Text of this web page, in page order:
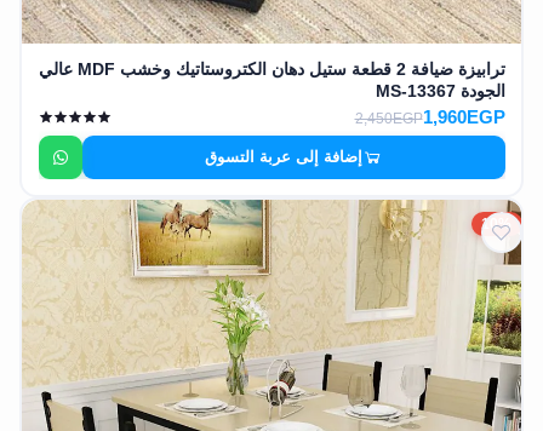
ترابيزة ضيافة 2 قطعة ستيل دهان الكتروستاتيك وخشب MDF عالي
الجودة MS-13367
1,960EGP
2,450EGP
إضافة إلى عربة التسوق
10%